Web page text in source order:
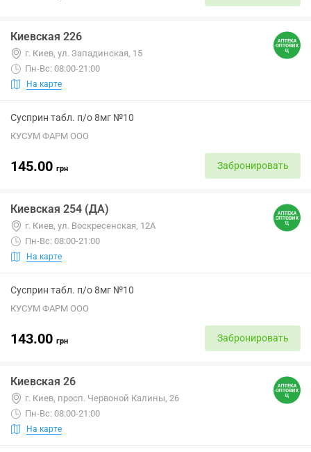
Киевская 226
г. Киев, ул. Западинская, 15
Пн-Вс: 08:00-21:00
На карте
Сусприн табл. п/о 8мг №10
КУСУМ ФАРМ ООО
145.00 грн Забронировать
Киевская 254 (ДА)
г. Киев, ул. Воскресенская, 12А
Пн-Вс: 08:00-21:00
На карте
Сусприн табл. п/о 8мг №10
КУСУМ ФАРМ ООО
143.00 грн Забронировать
Киевская 26
г. Киев, просп. Червоной Калины, 26
Пн-Вс: 08:00-21:00
На карте